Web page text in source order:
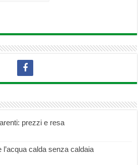
prezzi e resa
calda senza caldaia